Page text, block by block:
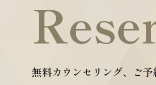
無料カウンセリング、ご